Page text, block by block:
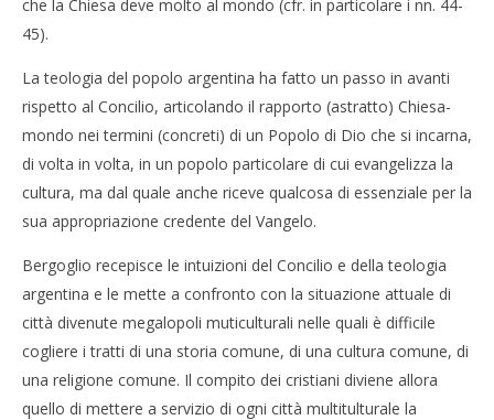
che la Chiesa deve molto al mondo (cfr. in particolare i nn. 44-
45).
La teologia del popolo argentina ha fatto un passo in avanti
rispetto al Concilio, articolando il rapporto (astratto) Chiesa-
mondo nei termini (concreti) di un Popolo di Dio che si incarna,
di volta in volta, in un popolo particolare di cui evangelizza la
cultura, ma dal quale anche riceve qualcosa di essenziale per la
sua appropriazione credente del Vangelo.
Bergoglio recepisce le intuizioni del Concilio e della teologia
argentina e le mette a confronto con la situazione attuale di
città divenute megalopoli muticulturali nelle quali è difficile
cogliere i tratti di una storia comune, di una cultura comune, di
una religione comune. Il compito dei cristiani diviene allora
quello di mettere a servizio di ogni città multitulturale la